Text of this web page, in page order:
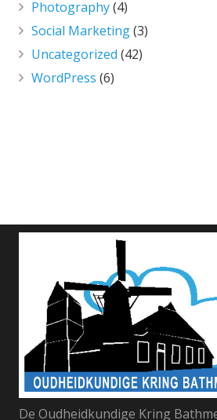
Photography(4)
Social Marketing(3)
Uncategorized (42)
WordPress (6)
De Oudheidkundige Kring